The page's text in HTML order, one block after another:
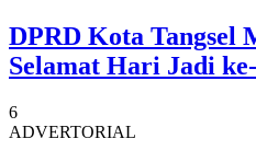
DPRD Kota Tangsel
Selamat Hari Jadi
6
ADVERTORIAL